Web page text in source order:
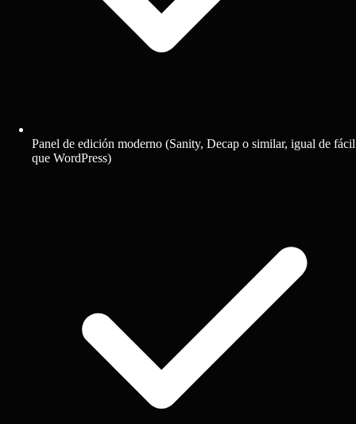
Panel de edición moderno (Sanity, Decap o similar, igual de fácil
que WordPress)